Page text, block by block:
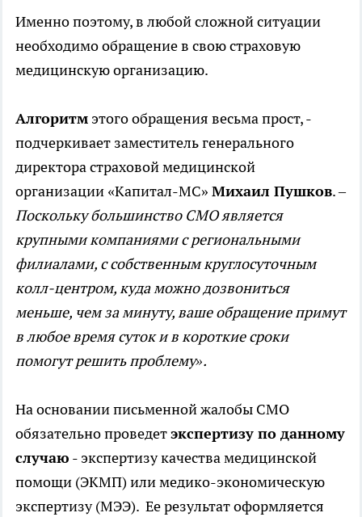
Именно поэтому, в любой сложной ситуации
необходимо обращение в свою страховую
медицинскую организацию.
Алгоритм этого обращения весьма прост, -
подчеркивает заместитель генерального
директора страховой медицинской
организации «Капитал-МС» Михаил Пушков. –
Поскольку большинство СМО является
крупными компаниями с региональными
филиалами, с собственным круглосуточным
колл-центром, куда можно дозвониться
меньше, чем за минуту, ваше обращение примут
в любое время суток и в короткие сроки
помогут решить проблему».
На основании письменной жалобы СМО
обязательно проведетэкспертизу по данному
случаю - экспертизу качества медицинской
помощи (ЭКМП) или медико-экономическую
экспертизу (МЭЭ). Ее результат оформляется